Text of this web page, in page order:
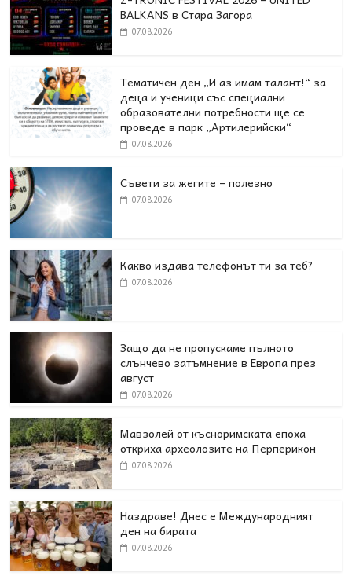
BALKANS в Стара Загора
07.08.2026
Тематичен ден „И аз имам талант!“ за
деца и ученици със специални
образователни потребности ще се
проведе в парк „Артилерийски“
07.08.2026
Съвети за жегите – полезно
07.08.2026
Какво издава телефонът ти за теб?
07.08.2026
Защо да не пропускаме пълното
слънчево затъмнение в Европа през
август
07.08.2026
Мавзолей от късноримската епоха
откриха археолозите на Перперикон
07.08.2026
Наздраве! Днес е Международният
ден на бирата
07.08.2026